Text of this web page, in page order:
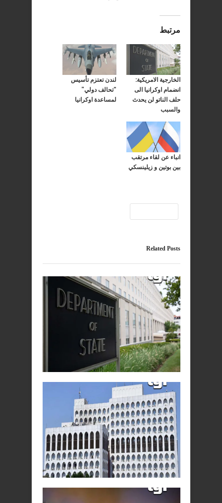
مرتبط
الخارجية الامريكية:
انضمام اوكرانيا الى
حلف الناتو لن يحدث
والسبب
لندن تعتزم تأسيس
“تحالف دولي”
لمساعدة اوكرانيا
انباء عن لقاء مرتقب
بين بوتين و زيلينسكي
Related Posts